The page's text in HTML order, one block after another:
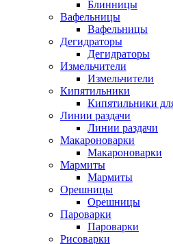
Блинницы
Вафельницы
Вафельницы
Дегидраторы
Дегидраторы
Измельчители
Измельчители
Кипятильники
Кипятильники
Линии раздачи
Линии раздачи
Макароноварки
Макароноварки
Мармиты
Мармиты
Орешницы
Орешницы
Пароварки
Пароварки
Рисоварки